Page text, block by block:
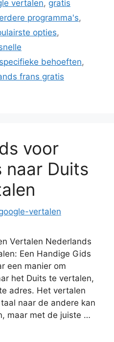
vertalen, gratis
programma's,
opties,
specifieke behoeften,
frans gratis
voor
naar Duits
vertalen
Vertalen Nederlands
Een Handige Gids
een manier om
het Duits te vertalen,
adres. Het vertalen
naar de andere kan
maar met de juiste …